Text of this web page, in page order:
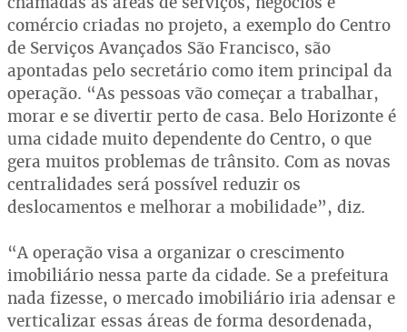
comércio criadas no projeto, a exemplo do Centro
de Serviços Avançados São Francisco, são
apontadas pelo secretário como item principal da
operação. “As pessoas vão começar a trabalhar,
morar e se divertir perto de casa. Belo Horizonte é
uma cidade muito dependente do Centro, o que
gera muitos problemas de trânsito. Com as novas
centralidades será possível reduzir os
deslocamentos e melhorar a mobilidade”, diz.
“A operação visa a organizar o crescimento
imobiliário nessa parte da cidade. Se a prefeitura
nada fizesse, o mercado imobiliário iria adensar e
verticalizar essas áreas de forma desordenada,